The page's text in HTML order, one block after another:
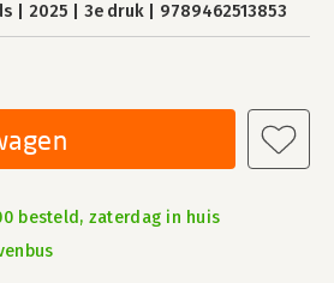
2025 3e druk 9789462513853
besteld, zaterdag in huis